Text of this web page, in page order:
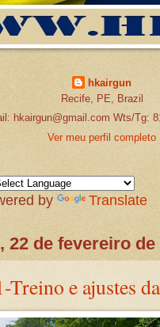
hkairgun
Recife, PE, Brazil
hkairgun@gmail.com Wts/Tg:
Ver meu perfil completo
by Translate
22 de fevereiro de
e ajustes